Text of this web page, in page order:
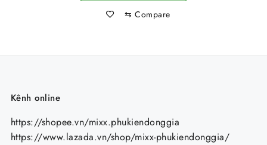
⇆ Compare
Kênh online
https://shopee.vn/mixx.phukiendonggia
https://www.lazada.vn/shop/mixx-phukiendonggia/